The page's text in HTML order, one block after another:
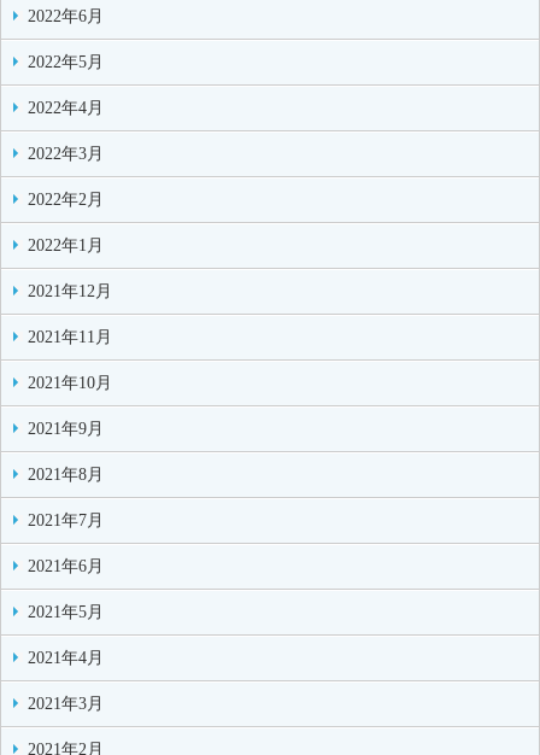
2022年6月
2022年5月
2022年4月
2022年3月
2022年2月
2022年1月
2021年12月
2021年11月
2021年10月
2021年9月
2021年8月
2021年7月
2021年6月
2021年5月
2021年4月
2021年3月
2021年2月